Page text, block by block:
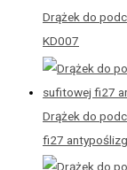
Drążek do
KD007
Drążek do
fi27